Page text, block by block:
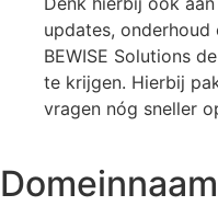
updates,
BEWISE Solutions
te krijgen. Hierbij
vragen nóg sneller